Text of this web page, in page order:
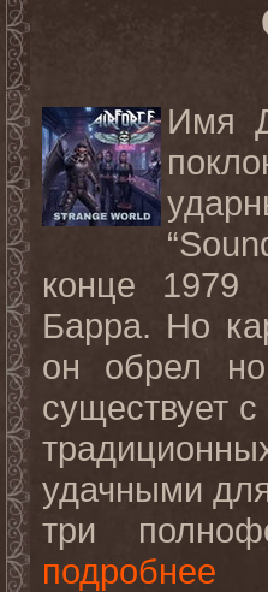
Имя
конце 1979
Барра. Но
он обрел
существует
удачными
три
подробнее